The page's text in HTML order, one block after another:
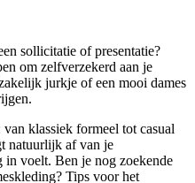
sollicitatie of presentatie?
om zelfverzekerd aan je
jurkje of een mooi dames
klassiek formeel tot casual
natuurlijk af van je
voelt. Ben je nog zoekende
Tips voor het